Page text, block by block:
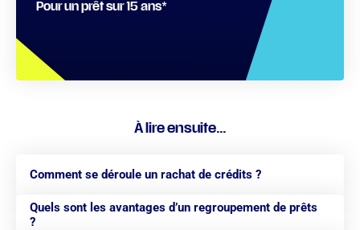
Pour un prêt sur 15 ans*
À lire ensuite...
Comment se déroule un rachat de crédits ?
Quels sont les avantages d’un regroupement de prêts
?